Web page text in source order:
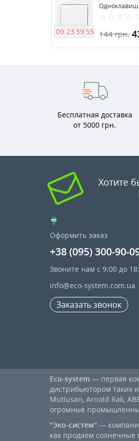
09 23 59 54
подсветкой
144грн.
Бесплатная доставка
от 5000 грн.
Хотите
Оформить заказ
+38 (095) 300-90-
Звоните нам с 9:00 до
info@eco-system.com.ua
Заказать звонок
Eco-system — первая
дистрибьютором таких
Mutlusan, Arnold Rak,
огромные
"Эко-систем" —
как продаем солнечные